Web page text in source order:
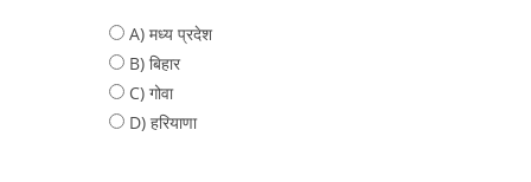
A) मध्य प्रदेश
B) बिहार
C) गोवा
D) हरियाणा